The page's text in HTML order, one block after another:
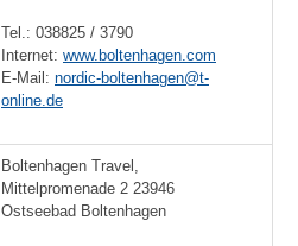
Tel.: 038825 / 3790
Internet: www.boltenhagen.com
E-Mail: nordic-boltenhagen@t-
online.de
Boltenhagen Travel,
Mittelpromenade 2 23946
Ostseebad Boltenhagen